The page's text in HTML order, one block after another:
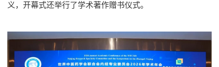
义，开幕式还举行了学术著作赠书仪式。